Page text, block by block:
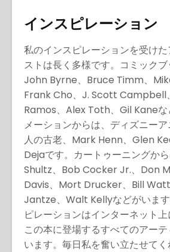
インスピレーション
私のインスピレーションを受け
ストは長く多様です。コミックブ
John Byrne、Bruce Timm、
Frank Cho、J. Scott
Ramos、Alex Toth、Gil Kaneな
メーションからは、ディズニー
人の古老、Mark Henn、Glen
Dejaです。カートゥーニングか
Shultz、Bob Cocker Jr.、Don
Davis、Mort Drucker、Bill
Jantze、Walt Kellyなどがいま
ピレーションはインターネット上
この本に登場するすべてのアー
います。毎日私を奮い立たせてく